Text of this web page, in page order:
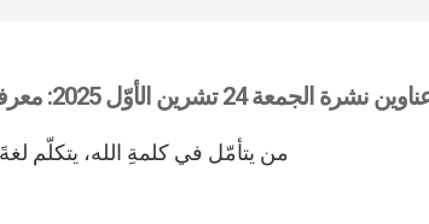
نشرة الجمعة 24 تشرين الأوّل 2025: معرفة كلمة الربّ
من يتأمّل في كلمةِ الله، يتكلّم